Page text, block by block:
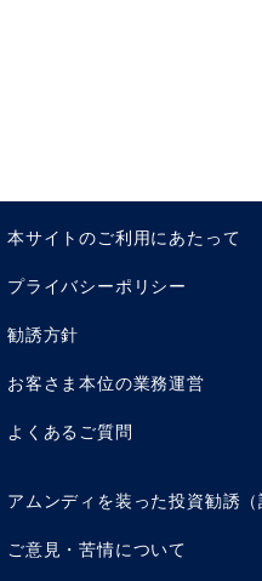
③の答えが「いけないこと
倹約の精神をお持ちなので
に、うしろめたさや痛みを
も、浪費家のくせに、どこ
100％の幸せにつながって
とは「いいことだ」と答え
④で「不幸」「孤独」「悪
ワードを書いている場合、
本サイトのご利用にあたって
プライバシーポリシー
勧誘方針
お客さま本位の業務運営
よくあるご質問
アムンディを装った投資勧誘（
ご意見・苦情について